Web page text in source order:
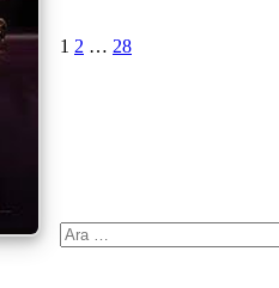
1 2 … 28